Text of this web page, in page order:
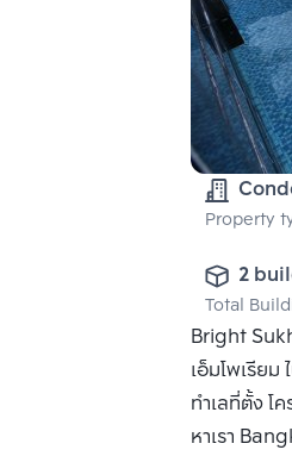
Property
2
Total
Bright
เอ็มโพเรีย
ทำเลที่ตั้ง โ
หาเรา